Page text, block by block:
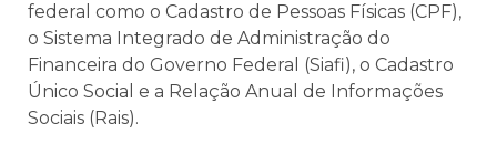
federal como o Cadastro de Pessoas Físicas (CPF),
o Sistema Integrado de Administração do
Financeira do Governo Federal (Siafi), o Cadastro
Único Social e a Relação Anual de Informações
Sociais (Rais).